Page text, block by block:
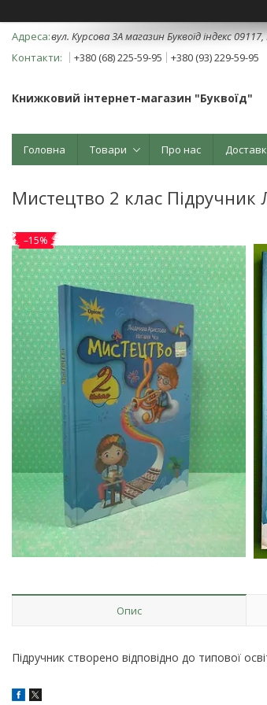
вул. Курсова 3А магазин Буквоїд індекс
+380 (68) 225-59-95
+380 (93) 229-59-95
Книжковий інтернет-магазин "Буквоїд"
Головна Товари Про нас
Мистецтво 2 клас
–15%
Опис
Підручник створено відповідно до типової